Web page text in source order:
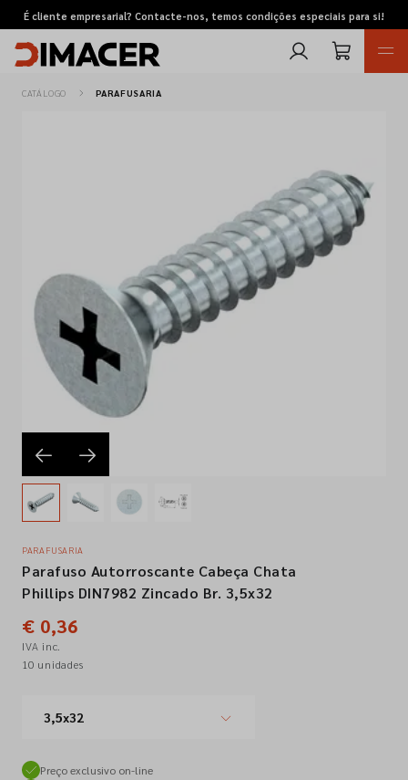
É cliente empresarial? Contacte-nos, temos condições especiais para si!
Pedidos de cotação
Marcas
Favoritos
Empresa
Contactos
Siga-nos nas redes sociais
CATÁLOGO PARAFUSARIA
PARAFUSARIA
Parafuso Autorroscante Cabeça Chata
Phillips DIN7982 Zincado Br. 3,5x32
€ 0,36
IVA inc.
10 unidades
3,5x32
Preço exclusivo on-line